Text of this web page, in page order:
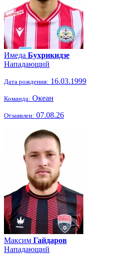
Имеда Бухрикидзе
Нападающий
Дата рождения: 16.03.1999
Команда: Океан
Отзаявлен: 07.08.26
Максим Гайдаров
Нападающий